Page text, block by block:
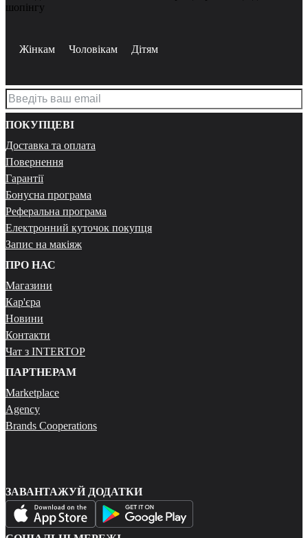
шопінгу
Жінкам Чоловікам Дітям
ПОКУПЦЕВІ
Доставка та оплата
Повернення
Гарантії
Бонусна програма
Реферальна програма
Електронний куточок покупця
Запис на макіяж
ПРО НАС
Магазини
Кар'єра
Новини
Контакти
Чат з INTERTOP
ПАРТНЕРАМ
Marketplace
Agency
Brands Cooperations
ЗАВАНТАЖУЙ ДОДАТКИ